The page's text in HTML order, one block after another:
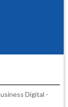
Digital -